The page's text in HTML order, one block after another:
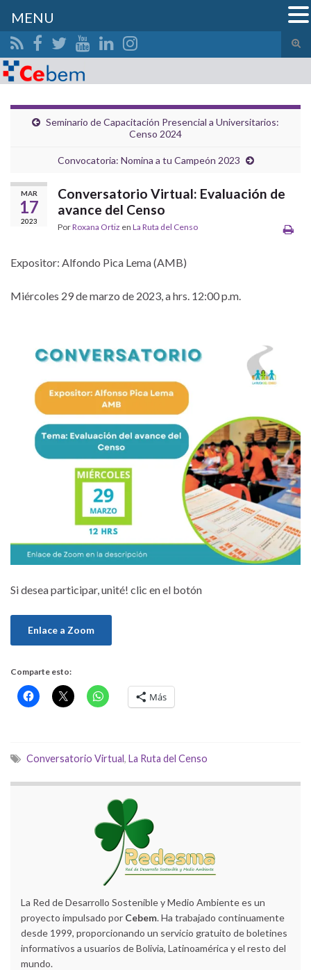
el
Search for:
Seminario de Capacitación Presencial a Universitarios:
Censo 2024
Convocatoria: Nomina a tu Campeón 2023
MAR
17
2023
Conversatorio Virtual: Evaluación de
avance del Censo
PorRoxana Ortiz en La Ruta del Censo
Expositor: Alfondo Pica Lema (AMB)
Miércoles 29 de marzo de 2023, a hrs. 12:00 p.m.
Si desea participar, unité! clic en el botón
Enlace a Zoom
Comparte esto:
Más
Conversatorio Virtual, La Ruta del Censo
La Red de Desarrollo Sostenible y Medio Ambiente es un
proyecto impulsado por Cebem. Ha trabajado continuamente
desde 1999, proporcionando un servicio gratuito de boletines
informativos a usuarios de Bolivia, Latinoamérica y el resto del
mundo.
MENU